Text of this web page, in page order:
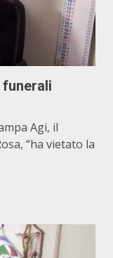
Agi, il
“ha vietato la